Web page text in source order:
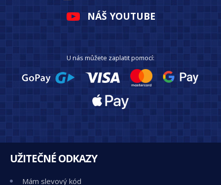
NÁŠ YOUTUBE
U nás můžete zaplatit pomocí:
UŽITEČNÉ ODKAZY
Mám slevový kód